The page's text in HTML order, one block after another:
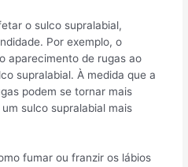
o sulco supralabial,
Por exemplo, o
aparecimento de rugas ao
supralabial. À medida que a
podem se tornar mais
sulco supralabial mais
fumar ou franzir os lábios